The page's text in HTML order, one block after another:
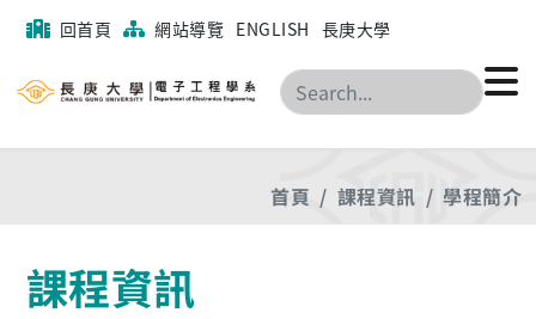
回首頁 網站導覽 ENGLISH 長庚大學
搜尋
首頁 課程資訊 學程簡介
課程資訊